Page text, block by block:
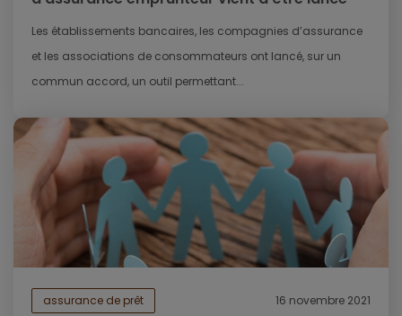
Les établissements bancaires, les compagnies d’assurance
et les associations de consommateurs ont lancé, sur un
commun accord, un outil permettant...
assurance de prêt 16 novembre 2021